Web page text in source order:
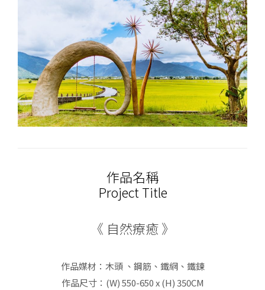
作品名稱
Project Title
《 自然療癒 》
作品媒材：木頭 、鋼筋、鐵網、鐵鍊
作品尺寸：(W) 550-650 x (H) 350CM